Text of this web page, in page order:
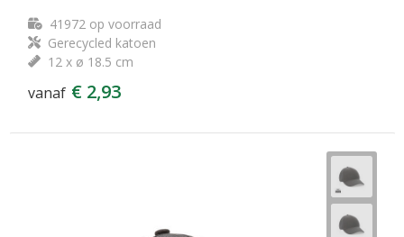
41972op voorraad
Gerecycled katoen
12 x ø 18.5 cm
vanaf € 2,93